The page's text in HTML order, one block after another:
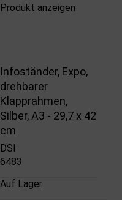
Produkt anzeigen
Infoständer, Expo,
drehbarer
Klapprahmen,
Silber, A3 - 29,7 x 42
cm
DSI
6483
Auf Lager